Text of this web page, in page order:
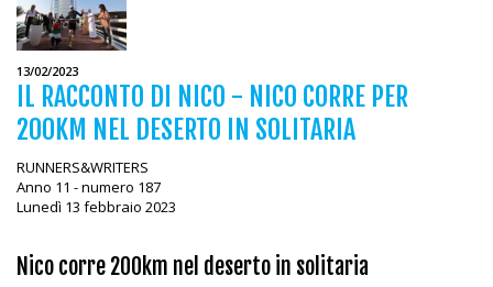
13/02/2023
IL RACCONTO DI NICO - NICO CORRE PER
200KM NEL DESERTO IN SOLITARIA
RUNNERS&WRITERS
Anno 11 - numero 187
Lunedì 13 febbraio 2023
Nico corre 200km nel deserto in solitaria